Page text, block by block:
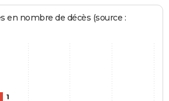
en nombre de décès (source :
1